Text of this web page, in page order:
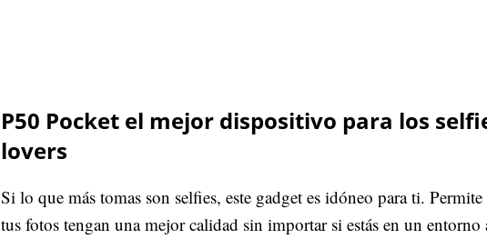
P50 Pocket el mejor dispositivo para los
lovers
Si lo que más tomas son selfies, este gadget es idóneo para ti.
tus fotos tengan una mejor calidad sin importar si estás en un entorno